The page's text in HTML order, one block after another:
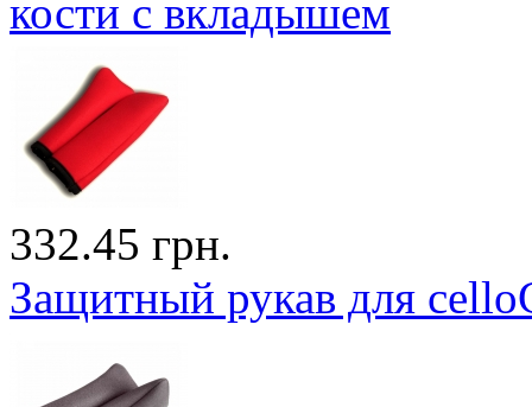
кости с вкладышем
332.45 грн.
Защитный рукав для